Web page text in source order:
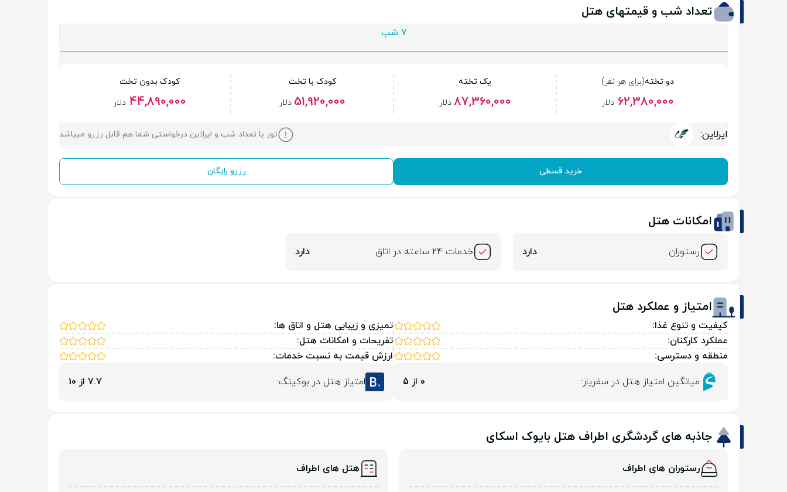
تعداد شب و قیمتهای هتل
7 شب
دو تخته(برای هر نفر)
62,380,000 دلار
یک تخته
87,360,000 دلار
کودک با تخت
51,920,000 دلار
کودک بدون تخت
44,890,000 دلار
ایرلاین: تور با تعداد شب و ایرلاین درخواستی شما هم قابل رزرو میباشد
خرید قسطی رزرو رایگان
امکانات هتل
رستوران دارد خدمات 24 ساعته در اتاق دارد
امتیاز و عملکرد هتل
کیفیت و تنوع غذا:
تمیزی و زیبایی هتل و اتاق ها:
عملکرد کارکنان:
تفریحات و امکانات هتل:
منطقه و دسترسی:
ارزش قیمت به نسبت خدمات:
میانگین امتیاز هتل در سفریار:
0 از 5 امتیاز هتل در بوکینگ: 7.7 از 10
جاذبه های گردشگری اطراف هتل بایوک اسکای
رستوران های اطراف هتل های اطراف